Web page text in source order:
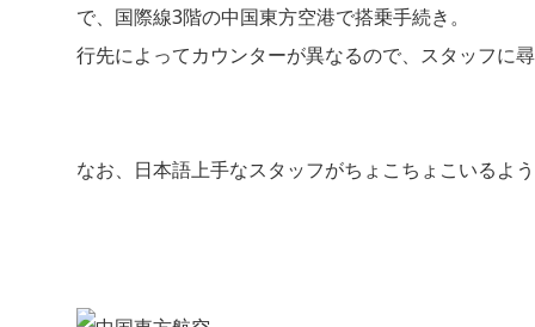
で、国際線3階の中国東方空港で搭乗手続き。
行先によってカウンターが異なるので、スタッフに
なお、日本語上手なスタッフがちょこちょこいるよ